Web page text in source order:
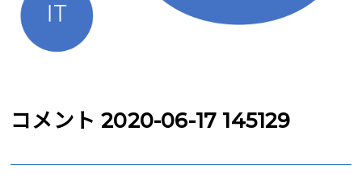
コメント 2020-06-17 145129